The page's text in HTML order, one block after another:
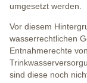
umgesetzt werden.
Vor diesem
wasserrechtlichen
Entnahmerechte
sind diese noch